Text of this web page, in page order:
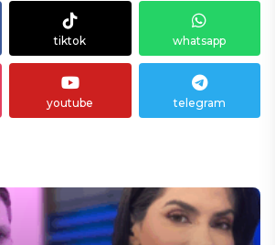
tiktok whatsapp
youtube telegram